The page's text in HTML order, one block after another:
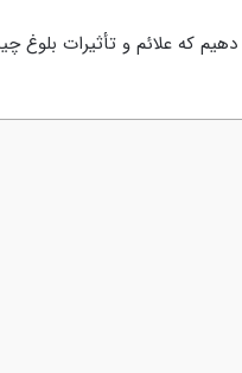
که علائم و تأثیرات بلوغ